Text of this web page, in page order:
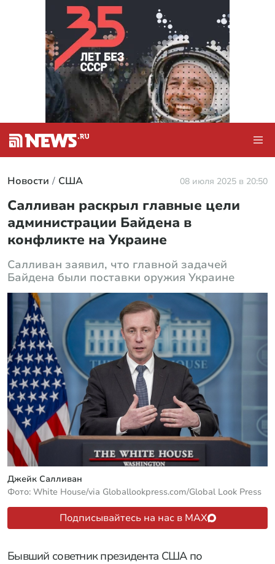
Новости США 08 июля 2025 в 20:50
Салливан раскрыл главные цели
администрации Байдена в
конфликте на Украине
Салливан заявил, что главной задачей
Байдена были поставки оружия Украине
Джейк Салливан
Фото: White House/via Globallookpress.com/Global Look Press
Подписывайтесь на нас в MAX
Бывший советник президента США по